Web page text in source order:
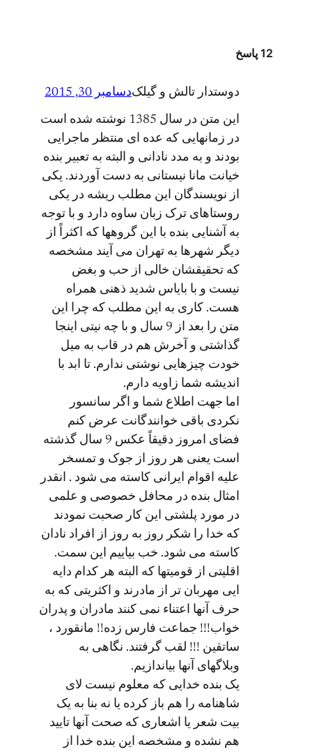
12 پاسخ
دوستدار تالش و گیلکدسامبر 30, 2015
این متن در سال 1385 نوشته شده است
در زمانهایی که عده ای منتظر ماجرایی
بودند و به مدد نادانی و البته به تعبیر بنده
خیانت مانا نیستانی به دست آوردند. یکی
از نویسندگان این مطلب ریشه در یکی
روستاهای ترک زبان ساوه دارد و با توجه
به آشنایی بنده با این گروهها که اکثراً از
دیگر شهرها به تهران می آیند مشخصه
که تحقیقشان خالی از حب و بغض
نیست و با بایاس شدید ذهنی همراه
هست. کاری به این مطلب که چرا این
متن را بعد از 9 سال و با چه نیتی اینجا
گذاشتی و آخرش هم در قاب به میل
خودت چیزهایی نوشتی ندارم. تا ابد با
اندیشه شما زاویه دارم.
اما جهت اطلاع شما و اگر سانسور
نکردی باقی خوانندگانت عرض کنم
فضای امروز دقیقاً عکس 9 سال گذشته
است یعنی هر روز از جوک و تمسخر
علیه اقوام ایرانی کاسته می شود . انقدر
امثال بنده در محافل خصوصی و علمی
در مورد پلشتی این کار صحبت نمودند
که خدا را شکر روز به روز از افراد نادان
کاسته می شود. خب بیاییم این سمت.
اقلیتی از قومیتها که البته هر کدام دایه
ایی مهربان تر از مادرند و اکثریتی که به
حرف آنها اعتناء نمی کنند مادران و پدران
خواب!!! جماعت فارس زده!! مانقورد ،
ساتقین !!! لقب گرفتند. نگاهی به
وبلاگهای آنها بیاندازیم.
یک بنده خدایی که معلوم نیست لای
شاهنامه را هم باز کرده یا نه بنا به یک
بیت شعر یا اشعاری که صحت آنها تایید
هم نشده و مشخصه این بنده خدا از